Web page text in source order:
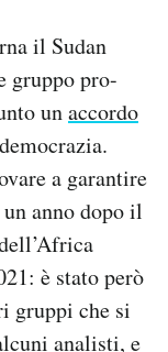
il Sudan
gruppo pro-
unaccordo
a garantire
anno dopo il
è stato però
gruppi che si
analisti, e